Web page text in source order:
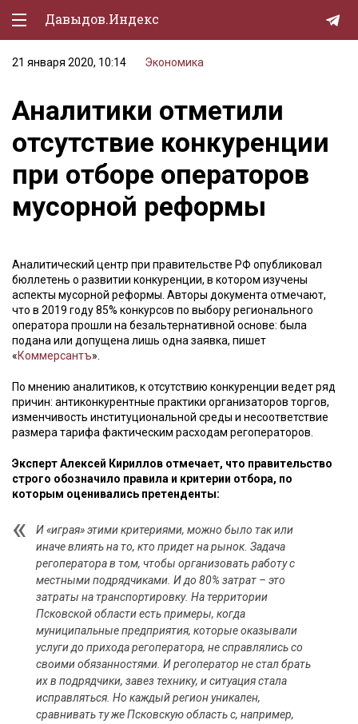
Давыдов.Индекс
Политическая жизнь
Экономика
Природа
Образование
Спорт
Lifestyle
Мурзилка
21 января 2020, 10:14 Экономика
Аналитики отметили
отсутствие конкуренции
при отборе операторов
мусорной реформы
Аналитический центр при правительстве РФ опубликовал
бюллетень о развитии конкуренции, в котором изучены
аспекты мусорной реформы. Авторы документа отмечают,
что в 2019 году 85% конкурсов по выбору регионального
оператора прошли на безальтернативной основе: была
подана или допущена лишь одна заявка, пишет
«Коммерсантъ».
По мнению аналитиков, к отсутствию конкуренции ведет ряд
причин: антиконкурентные практики организаторов торгов,
изменчивость институциональной среды и несоответствие
размера тарифа фактическим расходам регоператоров.
Эксперт Алексей Кириллов отмечает, что правительство
строго обозначило правила и критерии отбора, по
которым оценивались претенденты:
И «играя» этими критериями, можно было так или
иначе влиять на то, кто придет на рынок. Задача
регоператора в том, чтобы организовать работу с
местными подрядчиками. И до 80% затрат – это
затраты на транспортировку. На территории
Псковской области есть примеры, когда
муниципальные предприятия, которые оказывали
услуги до прихода регоператора, не справлялись со
своими обязанностями. И регоператор не стал брать
их в подрядчики, завез технику, и ситуация стала
исправляться. Но каждый регион уникален,
сравнивать ту же Псковскую область с, например,